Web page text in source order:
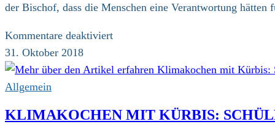
der Bischof, dass die Menschen eine Verantwortung
Kommentare deaktiviertfür
Rentzing:
sich
31. Oktober 2018
Allgemein
KLIMAKOCHEN MIT KÜRBIS: